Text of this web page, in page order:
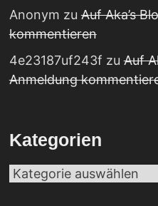
Anonym zuAuf Aka’s
kommentieren
4e23187uf243f zuAuf
Anmeldung
Kategorien
Kategorien